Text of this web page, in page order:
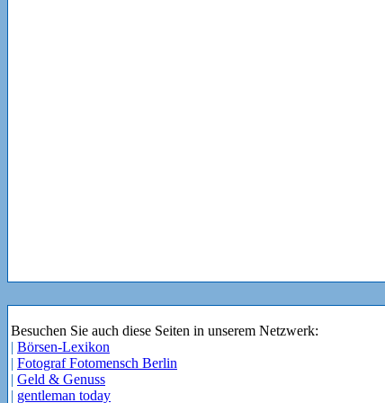
Besuchen Sie auch diese Seiten in unserem Netzwerk:
| Börsen-Lexikon
| Fotograf Fotomensch Berlin
| Geld & Genuss
| gentleman today